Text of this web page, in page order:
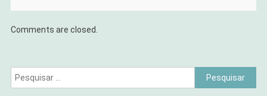
Comments are closed.
Pesquisar
por: